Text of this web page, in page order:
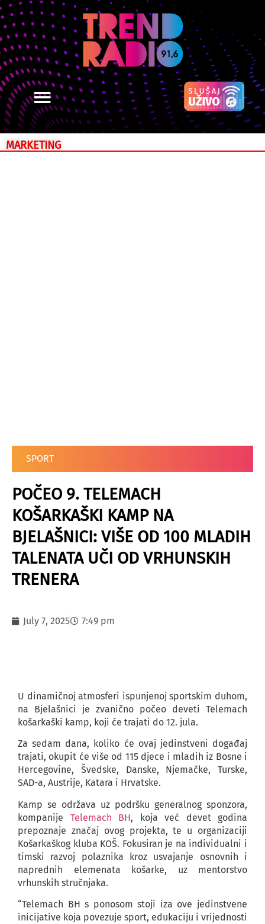
MARKETING
SPORT
POČEO 9. TELEMACH
KOŠARKAŠKI KAMP NA
BJELAŠNICI: VIŠE OD 100 MLADIH
TALENATA UČI OD VRHUNSKIH
TRENERA
July 7, 2025 7:49 pm
U dinamičnoj atmosferi ispunjenoj sportskim duhom,
na Bjelašnici je zvanično počeo deveti Telemach
košarkaški kamp, koji će trajati do 12. jula.
Za sedam dana, koliko će ovaj jedinstveni događaj
trajati, okupit će više od 115 djece i mladih iz Bosne i
Hercegovine, Švedske, Danske, Njemačke, Turske,
SAD-a, Austrije, Katara i Hrvatske.
Kamp se održava uz podršku generalnog sponzora,
kompanije Telemach BH, koja već devet godina
prepoznaje značaj ovog projekta, te u organizaciji
Košarkaškog kluba KOŠ. Fokusiran je na individualni i
timski razvoj polaznika kroz usvajanje osnovnih i
naprednih elemenata košarke, uz mentorstvo
vrhunskih stručnjaka.
“Telemach BH s ponosom stoji iza ove jedinstvene
inicijative koja povezuje sport, edukaciju i vrijednosti